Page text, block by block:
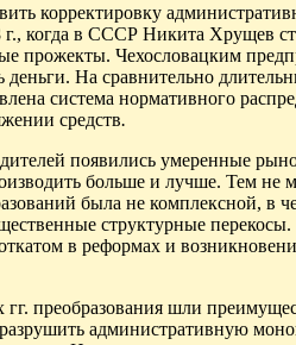
корректировку
когда в СССР Никита Хрущев
прожекты. Чехословацким
деньги. На сравнительно
система нормативного
средств.
появились умеренные
больше и лучше. Тем не
была не комплексной, в
структурные
в реформах и
преобразования шли
административную